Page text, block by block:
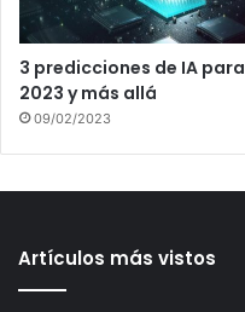
3 predicciones de IA para
2023 y más allá
09/02/2023
Artículos más vistos